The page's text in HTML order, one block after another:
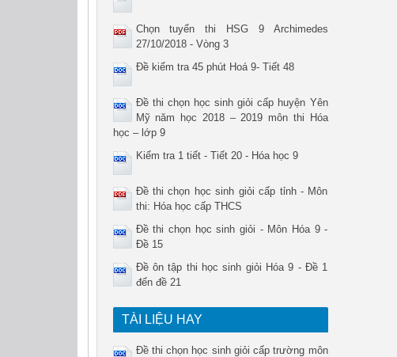
Chọn tuyển thi HSG 9 Archimedes
27/10/2018 - Vòng 3
Đề kiểm tra 45 phút Hoá 9- Tiết 48
Đề thi chọn học sinh giỏi cấp huyện Yên
Mỹ năm học 2018 – 2019 môn thi Hóa
học – lớp 9
Kiểm tra 1 tiết - Tiết 20 - Hóa học 9
Đề thi chọn học sinh giỏi cấp tỉnh - Môn
thi: Hóa học cấp THCS
Đề thi chọn học sinh giỏi - Môn Hóa 9 -
Đề 15
Đề ôn tập thi học sinh giỏi Hóa 9 - Đề 1
đến đề 21
TÀI LIỆU HAY
Đề thi chọn học sinh giỏi cấp trường môn